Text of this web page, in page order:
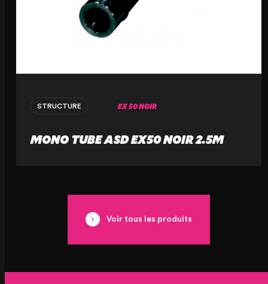
STRUCTURE EX 50 NOIR
MONO TUBE ASD EX50 NOIR 2.5M
Voir tous les produits